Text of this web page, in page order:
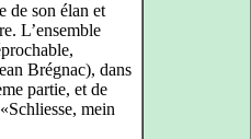
de son élan et
L’ensemble
Brégnac), dans
partie, et de
mein